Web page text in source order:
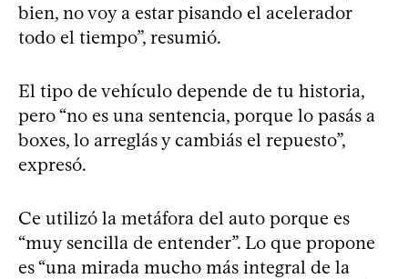
bien, no voy a estar pisando el acelerador
todo el tiempo”, resumió.
El tipo de vehículo depende de tu historia,
pero “no es una sentencia, porque lo pasás a
boxes, lo arreglás y cambiás el repuesto”,
expresó.
Ce utilizó la metáfora del auto porque es
“muy sencilla de entender”. Lo que propone
es “una mirada mucho más integral de la